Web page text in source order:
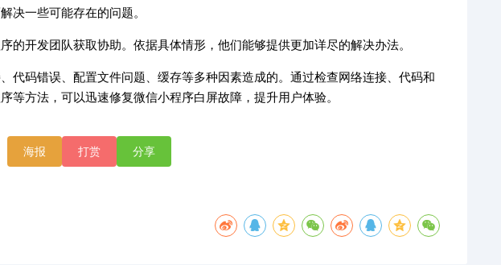
决一些可能存在的问题。
的开发团队获取协助。依据具体情形，他们能够提供更加详尽的解决办法。
代码错误、配置文件问题、缓存等多种因素造成的。通过检查网络连接、代码和
等方法，可以迅速修复微信小程序白屏故障，提升用户体验。
海报 打赏 分享